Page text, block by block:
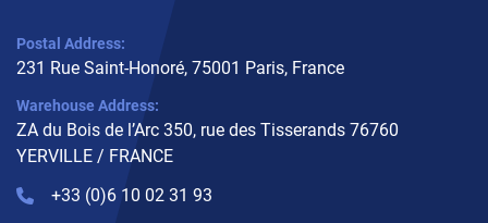
Postal Address:
231 Rue Saint-Honoré, 75001 Paris, France
Warehouse Address:
ZA du Bois de l’Arc 350, rue des Tisserands 76760
YERVILLE / FRANCE
+33 (0)6 10 02 31 93